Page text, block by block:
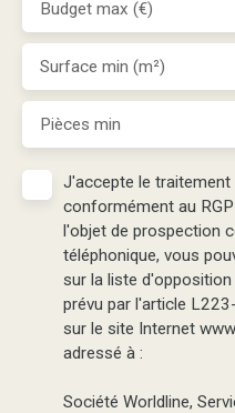
Budget max (€)
Surface min (m²)
Pièces min
J'accepte le
conformément au
l'objet de prospection
téléphonique, vous
sur la liste
prévu par l'article
sur le site Internet
adressé à :
Société Worldline,